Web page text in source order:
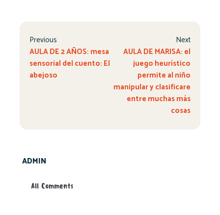
Previous
AULA DE 2 AÑOS: mesa
sensorial del cuento: El
abejoso
Next
AULA DE MARISA: el
juego heurístico
permite al niño
manipular y clasificare
entre muchas más
cosas
ADMIN
All Comments